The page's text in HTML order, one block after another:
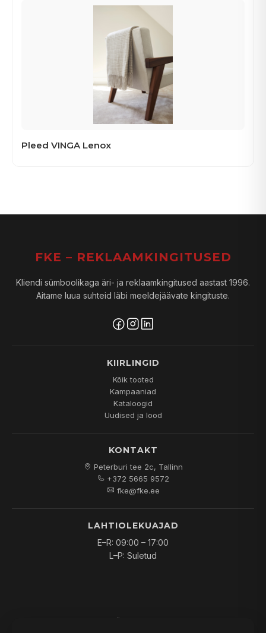
Pleed VINGA Lenox
FKE – REKLAAMKINGITUSED
Kliendi sümboolikaga äri- ja reklaamkingitused aastast 1996.
Aitame luua suhteid läbi meeldejäävate kingituste.
KIIRLINGID
Kõik tooted
Kampaaniad
Kataloogid
Uudised ja lood
KONTAKT
Peterburi tee 2c, Tallinn
+372 5665 9572
fke@fke.ee
LAHTIOLEKUAJAD
E–R: 09:00 – 17:00
L–P: Suletud